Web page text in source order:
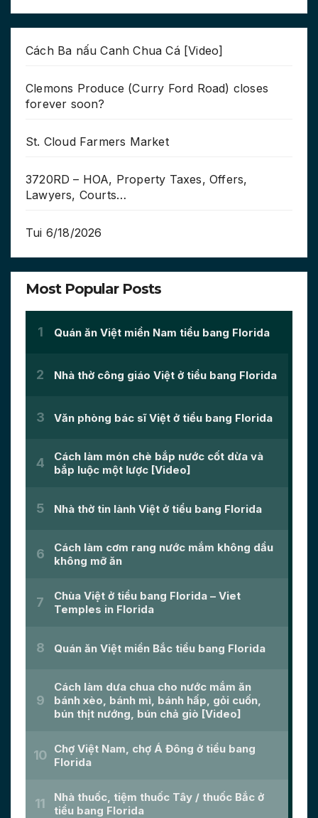
Cách Ba nấu Canh Chua Cá [Video]
Clemons Produce (Curry Ford Road) closes
forever soon?
St. Cloud Farmers Market
3720RD – HOA, Property Taxes, Offers,
Lawyers, Courts…
Tui 6/18/2026
Most Popular Posts